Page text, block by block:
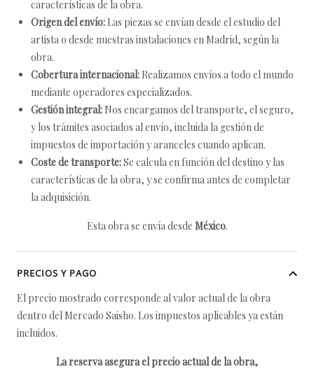
características de la obra.
Origen del envío: Las piezas se envían desde el estudio del
artista o desde nuestras instalaciones en Madrid, según la
obra.
Cobertura internacional: Realizamos envíos a todo el mundo
mediante operadores especializados.
Gestión integral: Nos encargamos del transporte, el seguro,
y los trámites asociados al envío, incluida la gestión de
impuestos de importación y aranceles cuando aplican.
Coste de transporte:Se calcula en función del destino y las
características de la obra, y se confirma antes de completar
la adquisición.
Esta obra se envía desde México.
PRECIOS Y PAGO
El precio mostrado corresponde al valor actual de la obra
dentro del Mercado Saisho. Los impuestos aplicables ya están
incluidos.
La reserva asegura el precio actual de la obra,